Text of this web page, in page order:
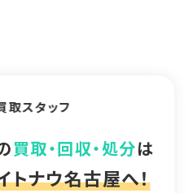
買取・回収・処分は
トナウ名古屋へ！